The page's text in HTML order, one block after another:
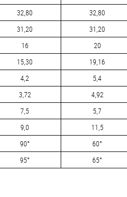
32,80 32,80
31,20 31,20
16 20
15,30 19,16
4,2 5,4
3,72 4,92
7,5 5,7
9,0 11,5
90° 60°
95° 65°